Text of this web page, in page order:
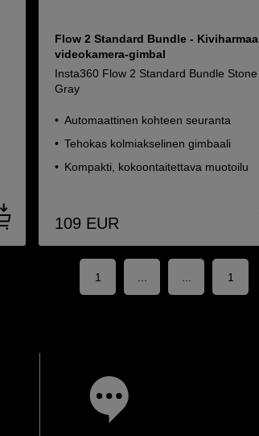
Flow 2 Standard Bundle - Kiviharmaa
videokamera-gimbal
Insta360 Flow 2 Standard Bundle Stone
Gray
Automaattinen kohteen seuranta
Tehokas kolmiakselinen gimbaali
Kompakti, kokoontaitettava muotoilu
109 EUR
1 1